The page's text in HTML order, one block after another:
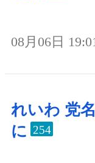
08月06日
れいわ 党
に 254